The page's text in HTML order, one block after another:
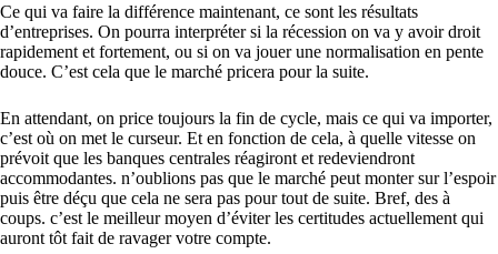
Ce qui va faire la différence maintenant, ce sont les résultats
d’entreprises. On pourra interpréter si la récession on va y avoir droit
rapidement et fortement, ou si on va jouer une normalisation en pente
douce. C’est cela que le marché pricera pour la suite.
En attendant, on price toujours la fin de cycle, mais ce qui va importer,
c’est où on met le curseur. Et en fonction de cela, à quelle vitesse on
prévoit que les banques centrales réagiront et redeviendront
accommodantes. n’oublions pas que le marché peut monter sur l’espoir
puis être déçu que cela ne sera pas pour tout de suite. Bref, des à
coups. c’est le meilleur moyen d’éviter les certitudes actuellement qui
auront tôt fait de ravager votre compte.